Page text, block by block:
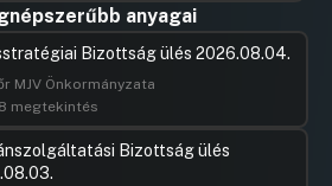
hosszabbítása
Ugrás a napirendi pontra
Várnai
gyermekjóléti és
ellátásának
év)
Ugrás a napirendi pontra
Főváros X. kerület
anyagai
Bizottság ülés 2026.08.04.
MJV Önkormányzata
megtekintés
Bizottság ülés